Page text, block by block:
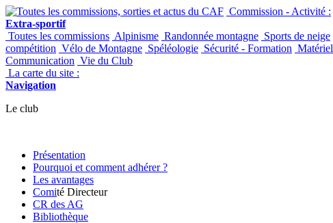
Commission - Activité :
Extra-sportif
Toutes les commissions Alpinisme Randonnée montagne Sports de neige
compétition Vélo de Montagne Spéléologie Sécurité - Formation Matériel
Communication Vie du Club
La carte du site :
Navigation
Le club
Présentation
Pourquoi et comment adhérer ?
Les avantages
Comité Directeur
CR des AG
Bibliothèque